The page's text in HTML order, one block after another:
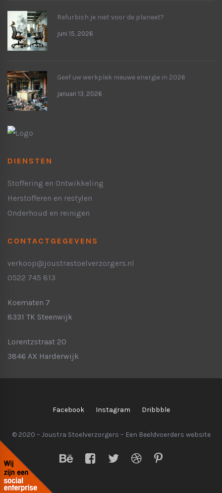
Refurbish je niet voor de planeet?
juni 15, 2026
Geef uw werkplek nieuwe energie in 2026
januari 13, 2026
DIENSTEN
Stoffering en Ontwikkeling
Herstofferen en restylen
Onderhoud en reinigen
CONTACTGEGEVENS
verkoop@joustrastoelverzorgers.nl
0522 745 813
Koematen 7
8331 TK Steenwijk
Lorentzstraat 20
3846 AX Harderwijk
Facebook Instagram Dribbble
© 2020 – Joustra Stoelverzorgers – Een Beeldvoerders website